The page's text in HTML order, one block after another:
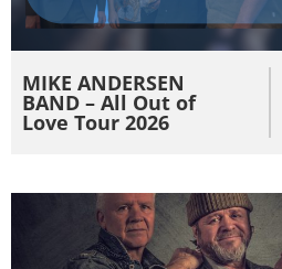
MIKE ANDERSEN
BAND – All Out of
Love Tour 2026